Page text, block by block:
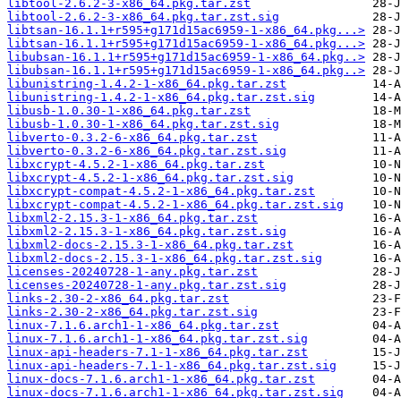
libtool-2.6.2-3-x86_64.pkg.tar.zst
libtool-2.6.2-3-x86_64.pkg.tar.zst.sig
libtsan-16.1.1+r595+g171d15ac6959-1-x86_64.pkg...>
libtsan-16.1.1+r595+g171d15ac6959-1-x86_64.pkg...>
libubsan-16.1.1+r595+g171d15ac6959-1-x86_64.pkg..>
libubsan-16.1.1+r595+g171d15ac6959-1-x86_64.pkg..>
libunistring-1.4.2-1-x86_64.pkg.tar.zst
libunistring-1.4.2-1-x86_64.pkg.tar.zst.sig
libusb-1.0.30-1-x86_64.pkg.tar.zst
libusb-1.0.30-1-x86_64.pkg.tar.zst.sig
libverto-0.3.2-6-x86_64.pkg.tar.zst
libverto-0.3.2-6-x86_64.pkg.tar.zst.sig
libxcrypt-4.5.2-1-x86_64.pkg.tar.zst
libxcrypt-4.5.2-1-x86_64.pkg.tar.zst.sig
libxcrypt-compat-4.5.2-1-x86_64.pkg.tar.zst
libxcrypt-compat-4.5.2-1-x86_64.pkg.tar.zst.sig
libxml2-2.15.3-1-x86_64.pkg.tar.zst
libxml2-2.15.3-1-x86_64.pkg.tar.zst.sig
libxml2-docs-2.15.3-1-x86_64.pkg.tar.zst
libxml2-docs-2.15.3-1-x86_64.pkg.tar.zst.sig
licenses-20240728-1-any.pkg.tar.zst
licenses-20240728-1-any.pkg.tar.zst.sig
links-2.30-2-x86_64.pkg.tar.zst
links-2.30-2-x86_64.pkg.tar.zst.sig
linux-7.1.6.arch1-1-x86_64.pkg.tar.zst
linux-7.1.6.arch1-1-x86_64.pkg.tar.zst.sig
linux-api-headers-7.1-1-x86_64.pkg.tar.zst
linux-api-headers-7.1-1-x86_64.pkg.tar.zst.sig
linux-docs-7.1.6.arch1-1-x86_64.pkg.tar.zst
linux-docs-7.1.6.arch1-1-x86_64.pkg.tar.zst.sig